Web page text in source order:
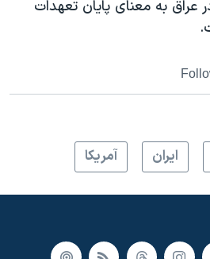
عراق به معنای پايان تعهدات
ايران آمريکا